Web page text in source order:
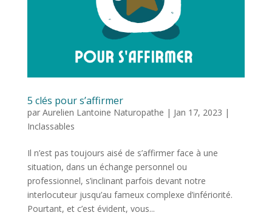
5 clés pour s’affirmer
par Aurelien Lantoine Naturopathe | Jan 17, 2023 |
Inclassables
Il n’est pas toujours aisé de s’affirmer face à une
situation, dans un échange personnel ou
professionnel, s’inclinant parfois devant notre
interlocuteur jusqu’au fameux complexe d’infériorité.
Pourtant, et c’est évident, vous...